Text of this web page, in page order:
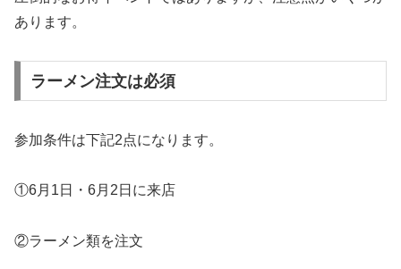
あります。
ラーメン注文は必須
参加条件は下記2点になります。
①6月1日・6月2日に来店
②ラーメン類を注文